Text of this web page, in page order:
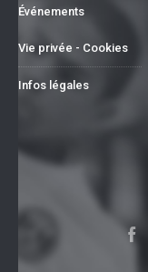
Événements
Vie privée - Cookies
Infos légales